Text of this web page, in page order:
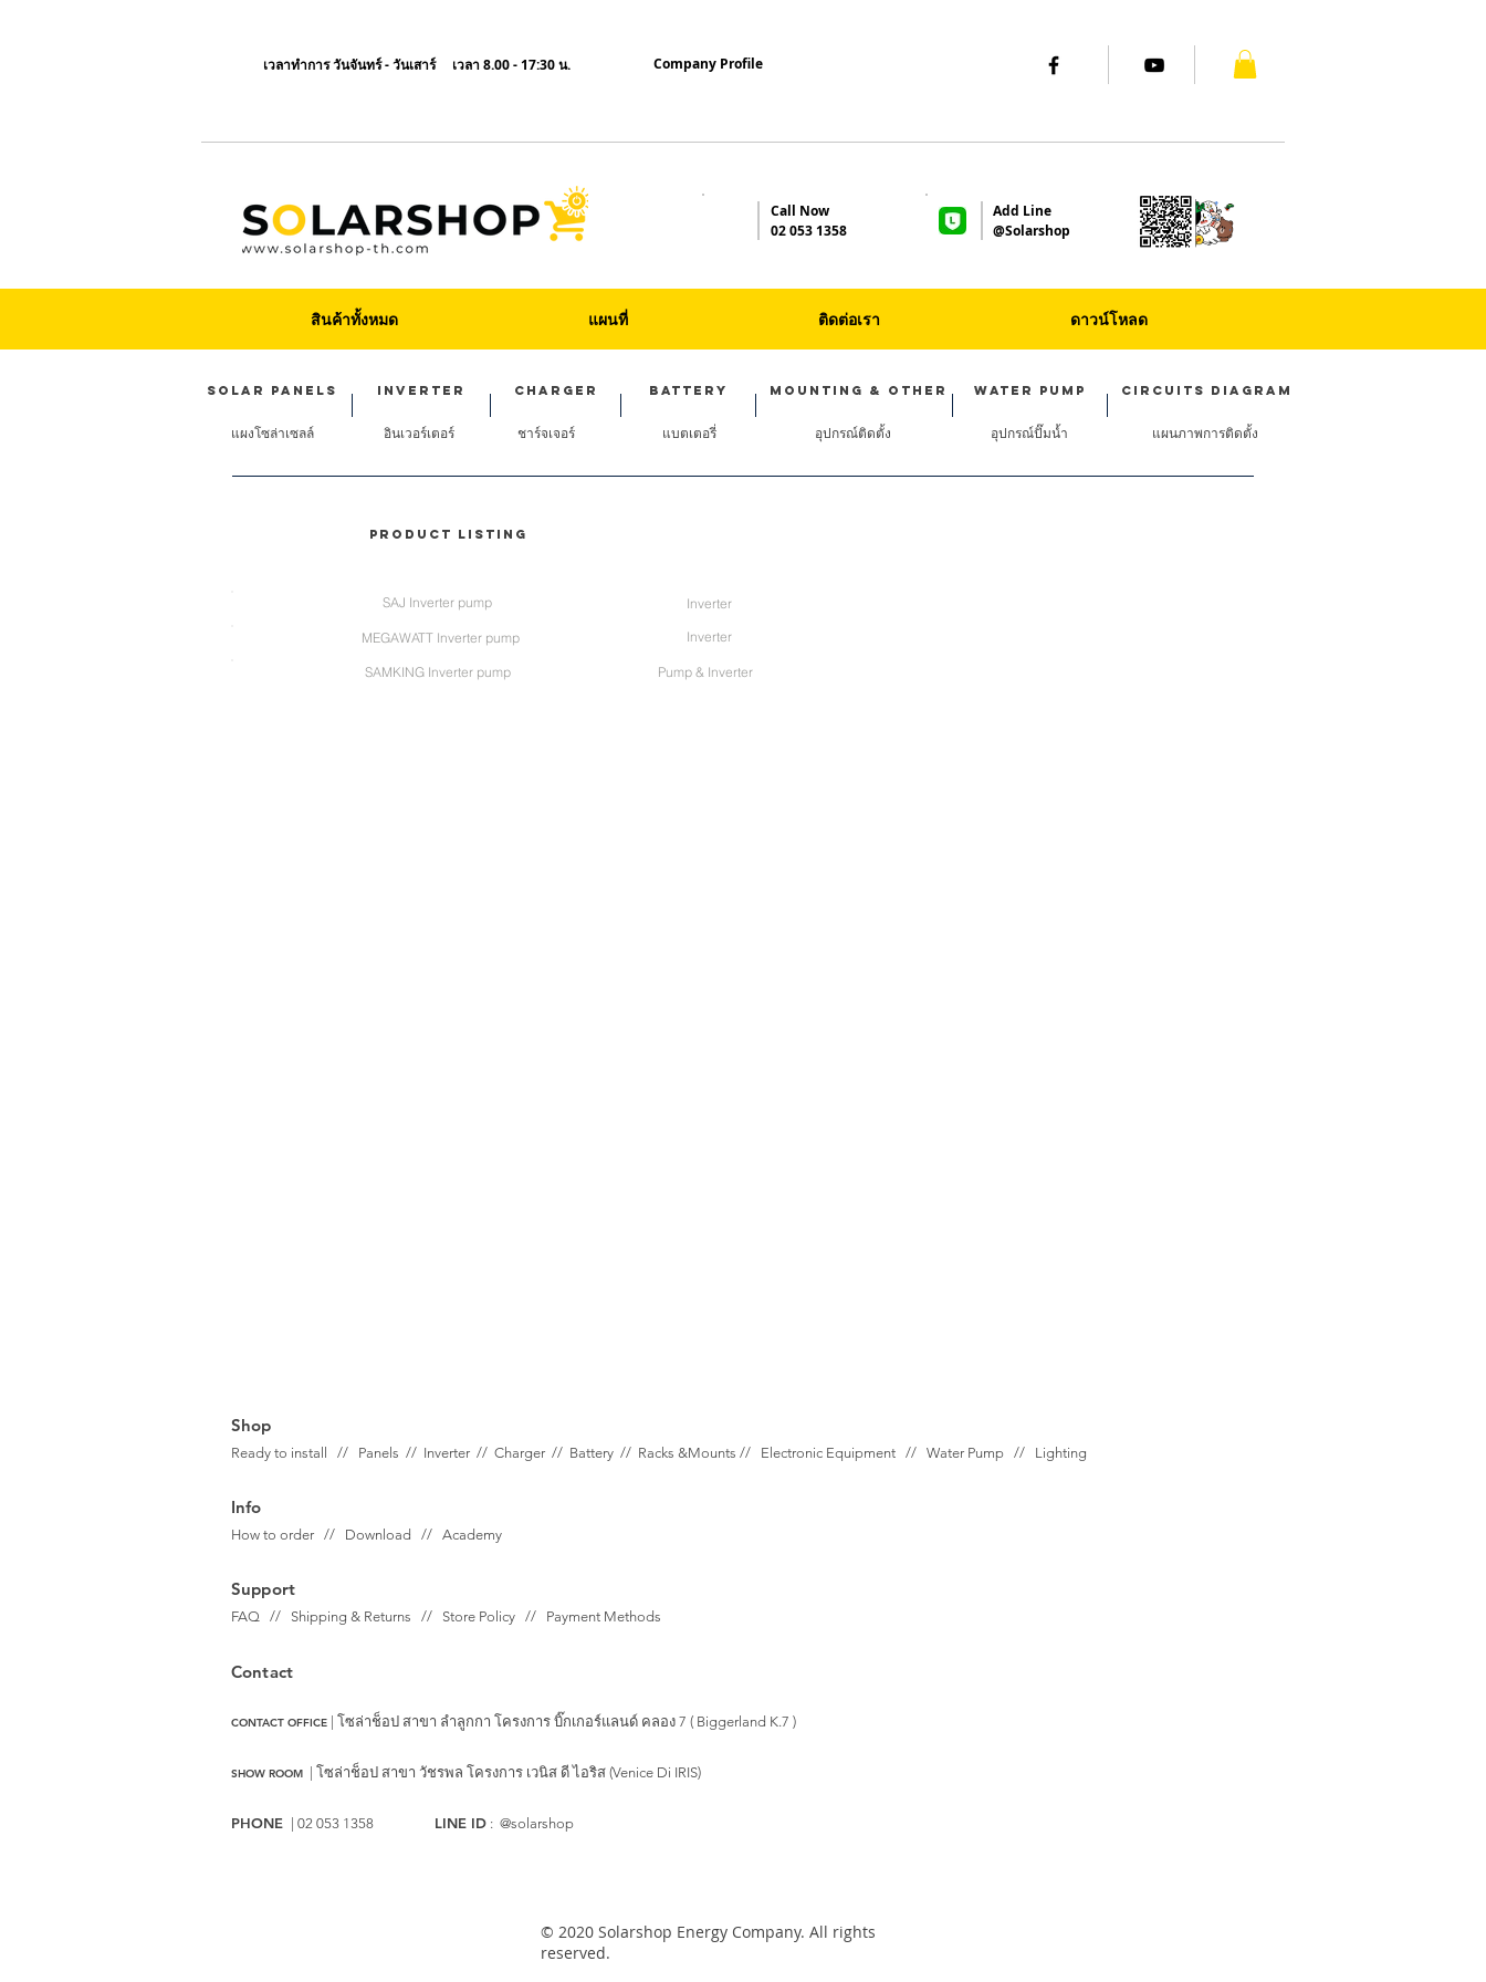
เวลาทำการ วันจันทร์ - วันเสาร์ เวลา 8.00 - 17:30 น. Company Profile
Call Now
02 053 1358
Add Line
@Solarshop
Solar panels
แผงโซล่าเซลล์
INVERTER
อินเวอร์เตอร์
CHARGER
ชาร์จเจอร์
BATTERY
แบตเตอรี่
MOUNTING & OTHER
อุปกรณ์ติดตั้ง
WATER PUMP
อุปกรณ์ปั๊มน้ำ
Circuits DIAGRAM
แผนภาพการติดตั้ง
Product Listing
SAJ Inverter pump Inverter
MEGAWATT Inverter pump Inverter
SAMKING Inverter pump Pump & Inverter
สินค้าทั้งหมด แผนที่ ติดต่อเรา ดาวน์โหลด
Shop
Ready to install // Panels // Inverter // Charger // Battery // Racks &Mounts // Electronic Equipment // Water Pump // Lighting
Info
How to order // Download // Academy
Support
FAQ // Shipping & Returns // Store Policy // Payment Methods
Contact
CONTACT OFFICE | โซล่าช็อป สาขา ลำลูกกา โครงการ บิ๊กเกอร์แลนด์ คลอง 7 ( Biggerland K.7 )
SHOW ROOM โซล่าช็อป สาขา วัชรพล โครงการ เวนิส ดี ไอริส (Venice Di IRIS)
PHONE | 02 053 1358 LINE ID : @solarshop
© 2020 Solarshop Energy Company. All rights
reserved.